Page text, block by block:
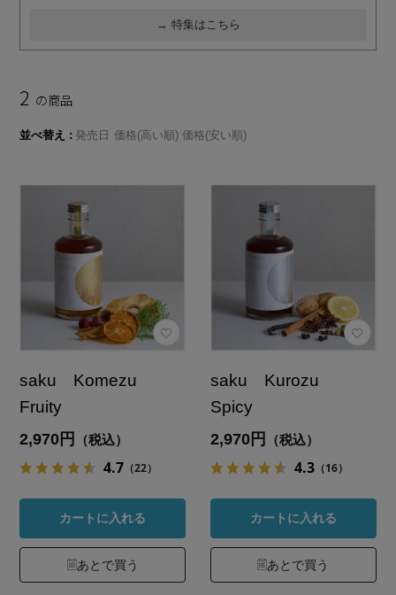
→ 特集はこちら
2 の商品
並べ替え 発売日 価格(高い順) 価格(安い順)
saku Komezu
Fruity
2,970円 （税込）
4.7 （22）
カートに入れる
あとで買う
saku Kurozu
Spicy
2,970円 （税込）
4.3 （16）
カートに入れる
あとで買う